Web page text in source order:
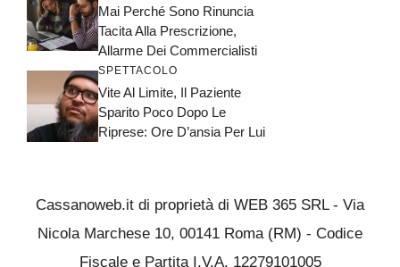
Mai Perché Sono Rinuncia
Tacita Alla Prescrizione,
Allarme Dei Commercialisti
SPETTACOLO
Vite Al Limite, Il Paziente
Sparito Poco Dopo Le
Riprese: Ore D’ansia Per Lui
Cassanoweb.it di proprietà di WEB 365 SRL - Via
Nicola Marchese 10, 00141 Roma (RM) - Codice
Fiscale e Partita I.V.A. 12279101005